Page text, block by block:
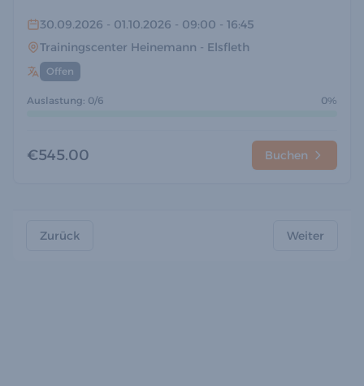
30.09.2026 - 01.10.2026 - 09:00 - 16:45
Trainingscenter Heinemann - Elsfleth
Offen
Auslastung: 0/6 0%
€545.00 Buchen
Zurück Weiter